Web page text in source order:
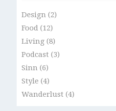
Design(2)
Food(12)
Living(8)
Podcast (3)
Sinn(6)
Style (4)
Wanderlust (4)